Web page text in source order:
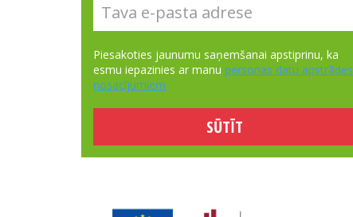
Piesakoties jaunumu saņemšanai apstiprinu, ka
esmu iepazinies ar manu personas datu apstrādes
nosacījumiem